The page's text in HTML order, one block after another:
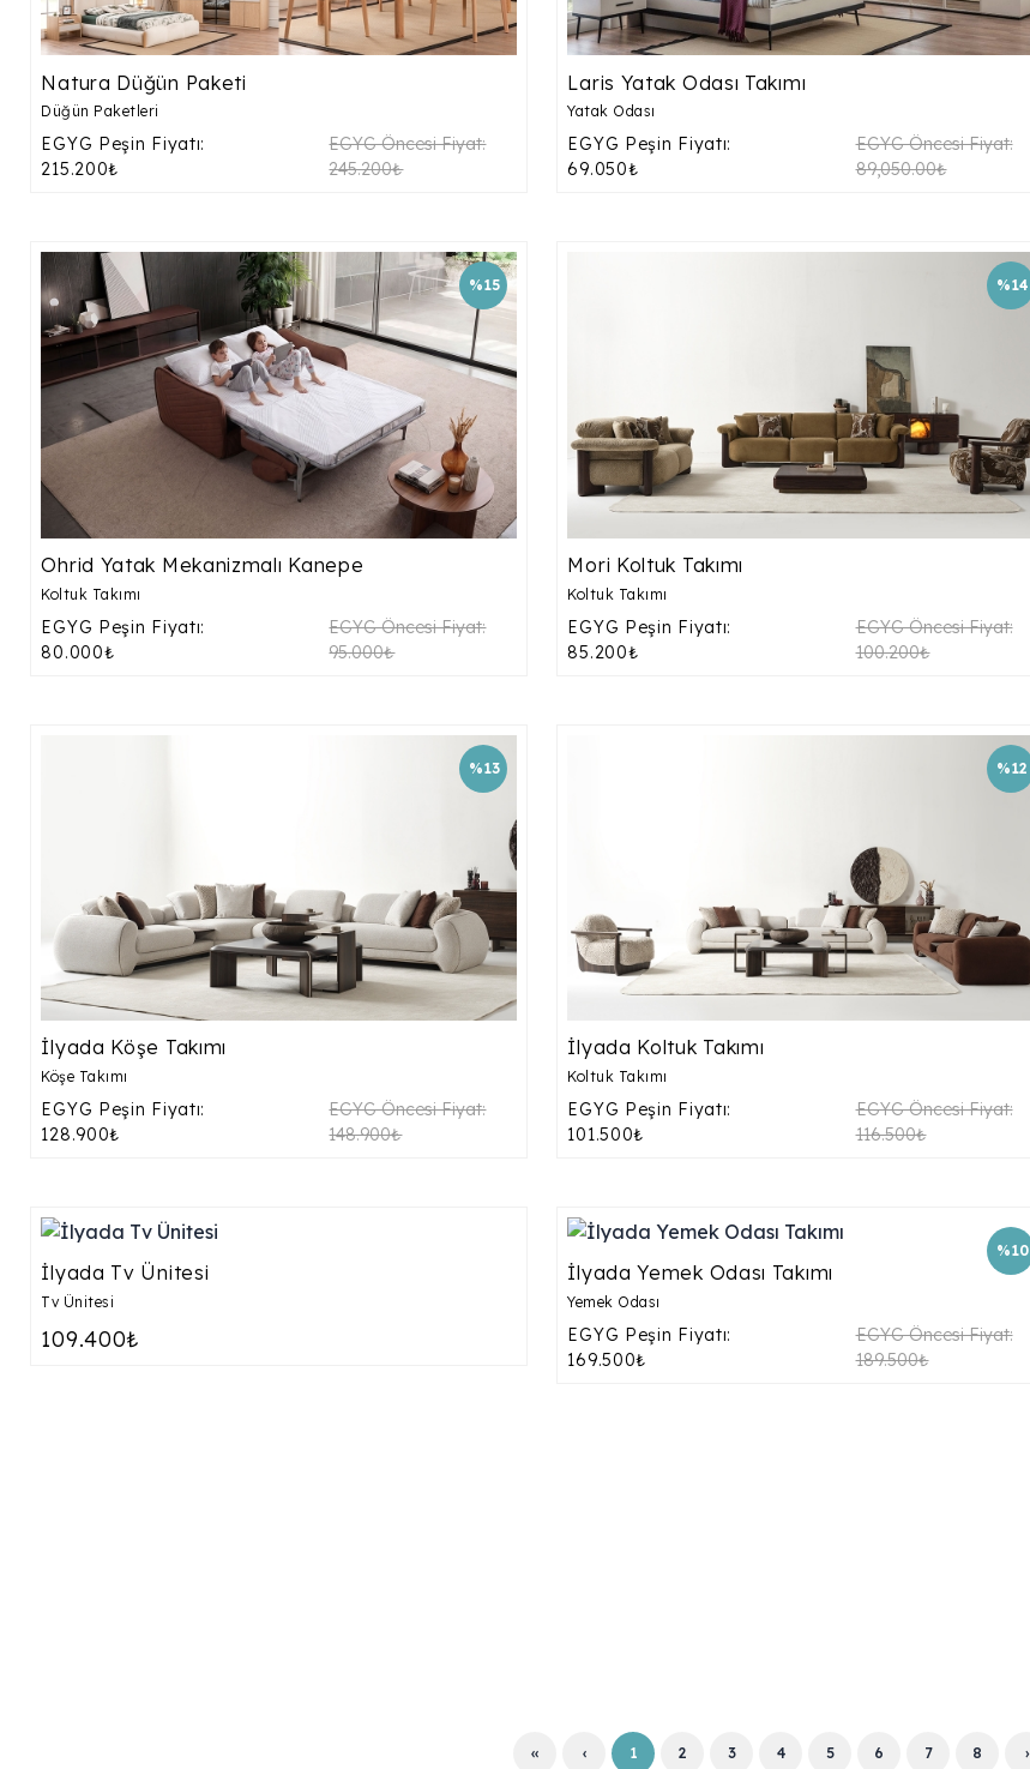
Natura Düğün Paketi
Düğün Paketleri
EGYG Peşin Fiyatı:
215.200₺
EGYG Öncesi Fiyat:
245.200₺
Laris Yatak Odası Takımı
Yatak Odası
EGYG Peşin Fiyatı:
69.050₺
EGYG Öncesi Fiyat:
89,050.00₺
Ohrid Yatak Mekanizmalı Kanepe
Koltuk Takımı
EGYG Peşin Fiyatı:
80.000₺
EGYG Öncesi Fiyat:
95.000₺
%15
Mori Koltuk Takımı
Koltuk Takımı
EGYG Peşin Fiyatı:
85.200₺
EGYG Öncesi Fiyat:
100.200₺
%14
İlyada Köşe Takımı
Köşe Takımı
EGYG Peşin Fiyatı:
128.900₺
EGYG Öncesi Fiyat:
148.900₺
%13
İlyada Koltuk Takımı
Koltuk Takımı
EGYG Peşin Fiyatı:
101.500₺
EGYG Öncesi Fiyat:
116.500₺
%12
İlyada Tv Ünitesi
Tv Ünitesi
109.400₺
İlyada Yemek Odası Takımı
Yemek Odası
EGYG Peşin Fiyatı:
169.500₺
EGYG Öncesi Fiyat:
189.500₺
%10
‹‹ ‹ 1 2 3 4 5 6 7 8 ›